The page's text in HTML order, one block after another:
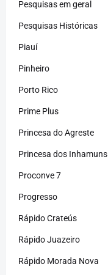
Pesquisas em geral
Pesquisas Históricas
Piauí
Pinheiro
Porto Rico
Prime Plus
Princesa do Agreste
Princesa dos Inhamuns
Proconve 7
Progresso
Rápido Crateús
Rápido Juazeiro
Rápido Morada Nova